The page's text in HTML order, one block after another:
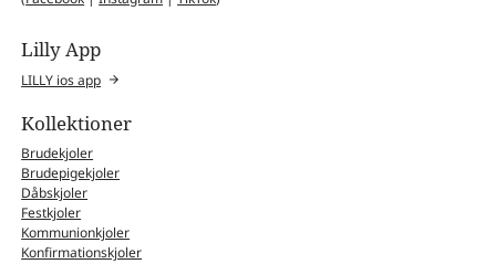
Lilly App
LILLY ios app
Kollektioner
Brudekjoler
Brudepigekjoler
Dåbskjoler
Festkjoler
Kommunionkjoler
Konfirmationskjoler